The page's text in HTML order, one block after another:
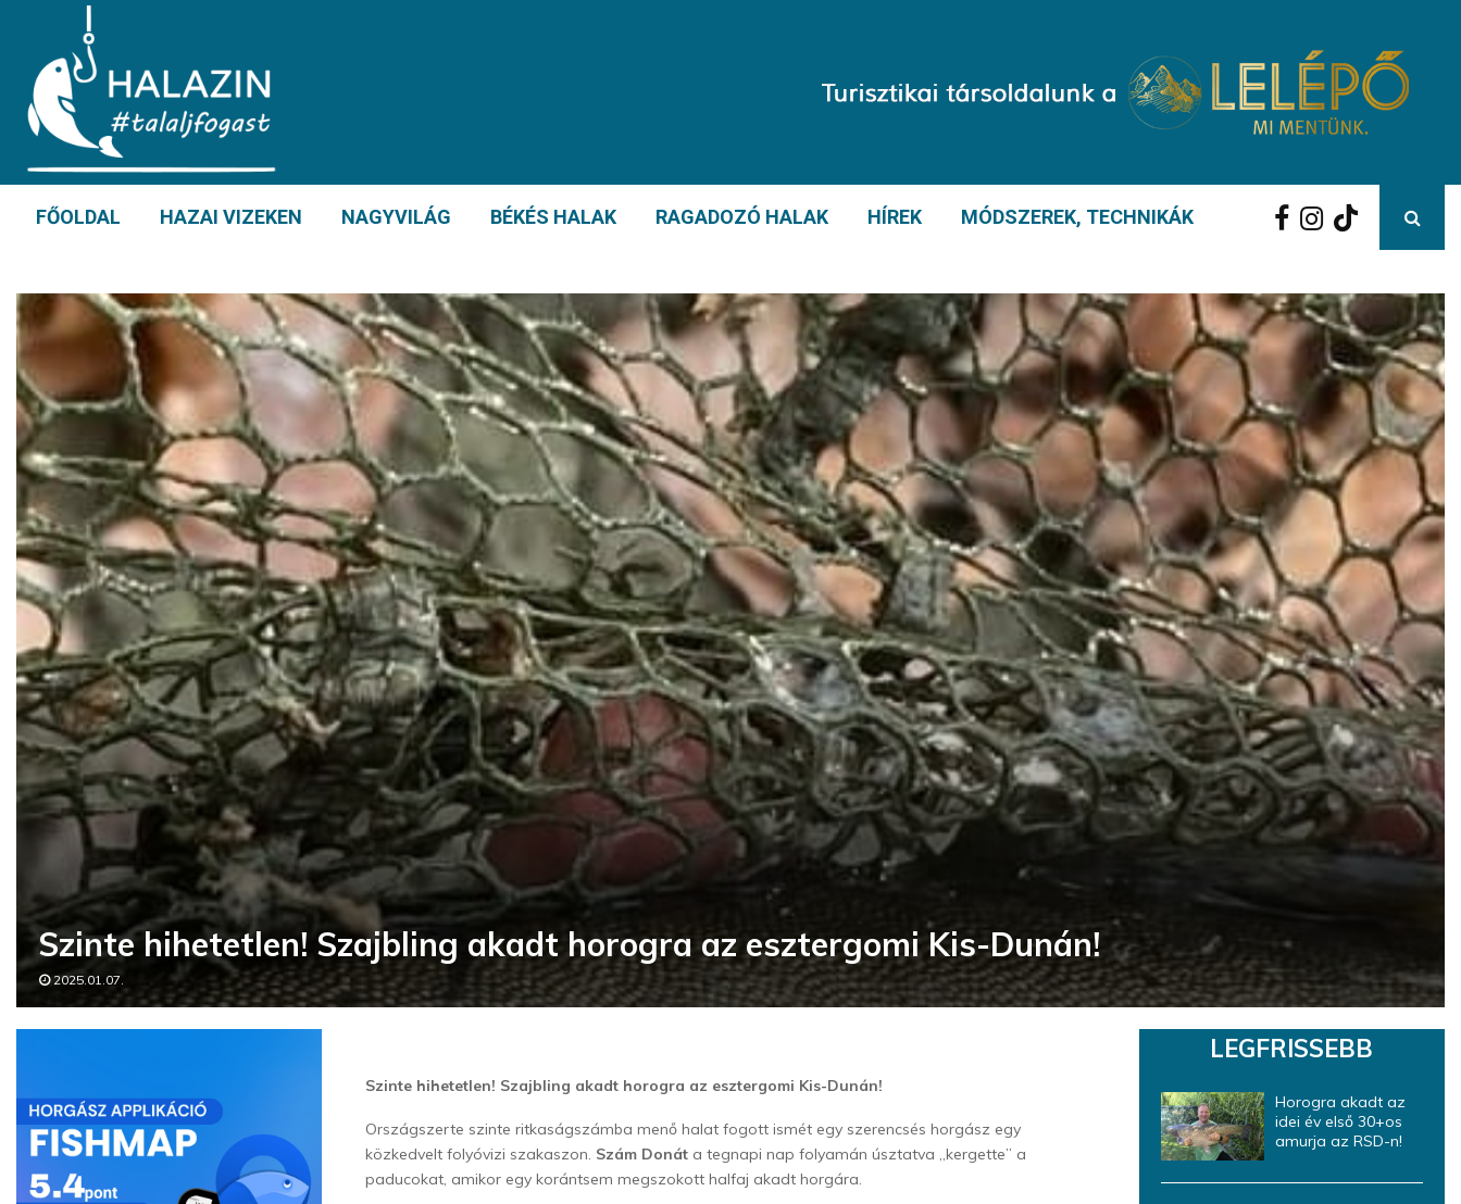
FŐOLDAL HAZAI VIZEKEN NAGYVILÁG BÉKÉS HALAK RAGADOZÓ HALAK HÍREK MÓDSZEREK, TECHNIKÁK
Szinte hihetetlen! Szajbling akadt horogra az esztergomi Kis-Dunán!
2025.01.07.
Szinte hihetetlen! Szajbling akadt horogra az esztergomi Kis-Dunán!
Országszerte szinte ritkaságszámba menő halat fogott ismét egy szerencsés horgász egy
közkedvelt folyóvizi szakaszon. Szám Donát a tegnapi nap folyamán úsztatva „kergette” a
paducokat, amikor egy korántsem megszokott halfaj akadt horgára.
LEGFRISSEBB
Horogra akadt az
idei év első 30+os
amurja az RSD-n!